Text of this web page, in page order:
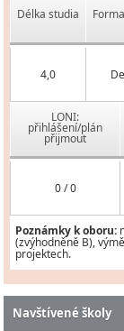
Délka studia
4,0
LONI:
přihlášení/plán
přijmout
0 / 0
Poznámky k oboru:
(zvýhodněně B),
projektech.
Navštívené školy